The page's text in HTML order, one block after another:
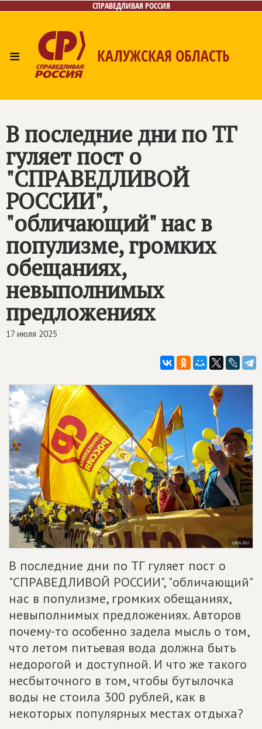
СПРАВЕДЛИВАЯ РОССИЯ
≡ КАЛУЖСКАЯ ОБЛАСТЬ
В последние дни по ТГ
гуляет пост о
"СПРАВЕДЛИВОЙ
РОССИИ",
"обличающий" нас в
популизме, громких
обещаниях,
невыполнимых
предложениях
17 июля 2025
В последние дни по ТГ гуляет пост о
"СПРАВЕДЛИВОЙ РОССИИ", "обличающий"
нас в популизме, громких обещаниях,
невыполнимых предложениях. Авторов
почему-то особенно задела мысль о том,
что летом питьевая вода должна быть
недорогой и доступной. И что же такого
несбыточного в том, чтобы бутылочка
воды не стоила 300 рублей, как в
некоторых популярных местах отдыха?